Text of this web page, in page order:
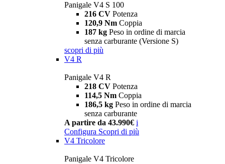
Panigale V4 S 100
216 CV Potenza
120,9 Nm Coppia
187 kg Peso in ordine di marcia
senza carburante (Versione S)
scopri di più
V4 R
Panigale V4 R
218 CV Potenza
114,5 Nm Coppia
186,5 kg Peso in ordine di marcia
senza carburante
A partire da 43.990€ i
Configura Scopri di più
V4 Tricolore
Panigale V4 Tricolore